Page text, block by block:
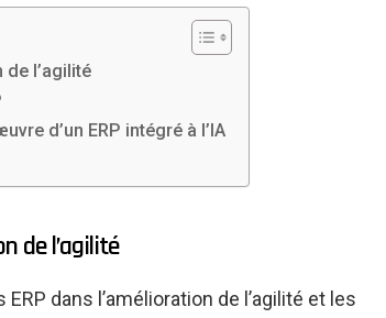
de l’agilité
d’un ERP intégré à l’IA
de l’agilité
dans l’amélioration de l’agilité et les